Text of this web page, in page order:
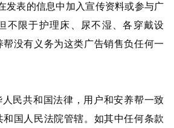
发表的信息中加入宣传资料或参与广
不限于护理床、尿不湿、各穿戴设
没有义务为这类广告销售负任何一
民共和国法律，用户和安养帮一致
和国人民法院管辖。如其中任何条款